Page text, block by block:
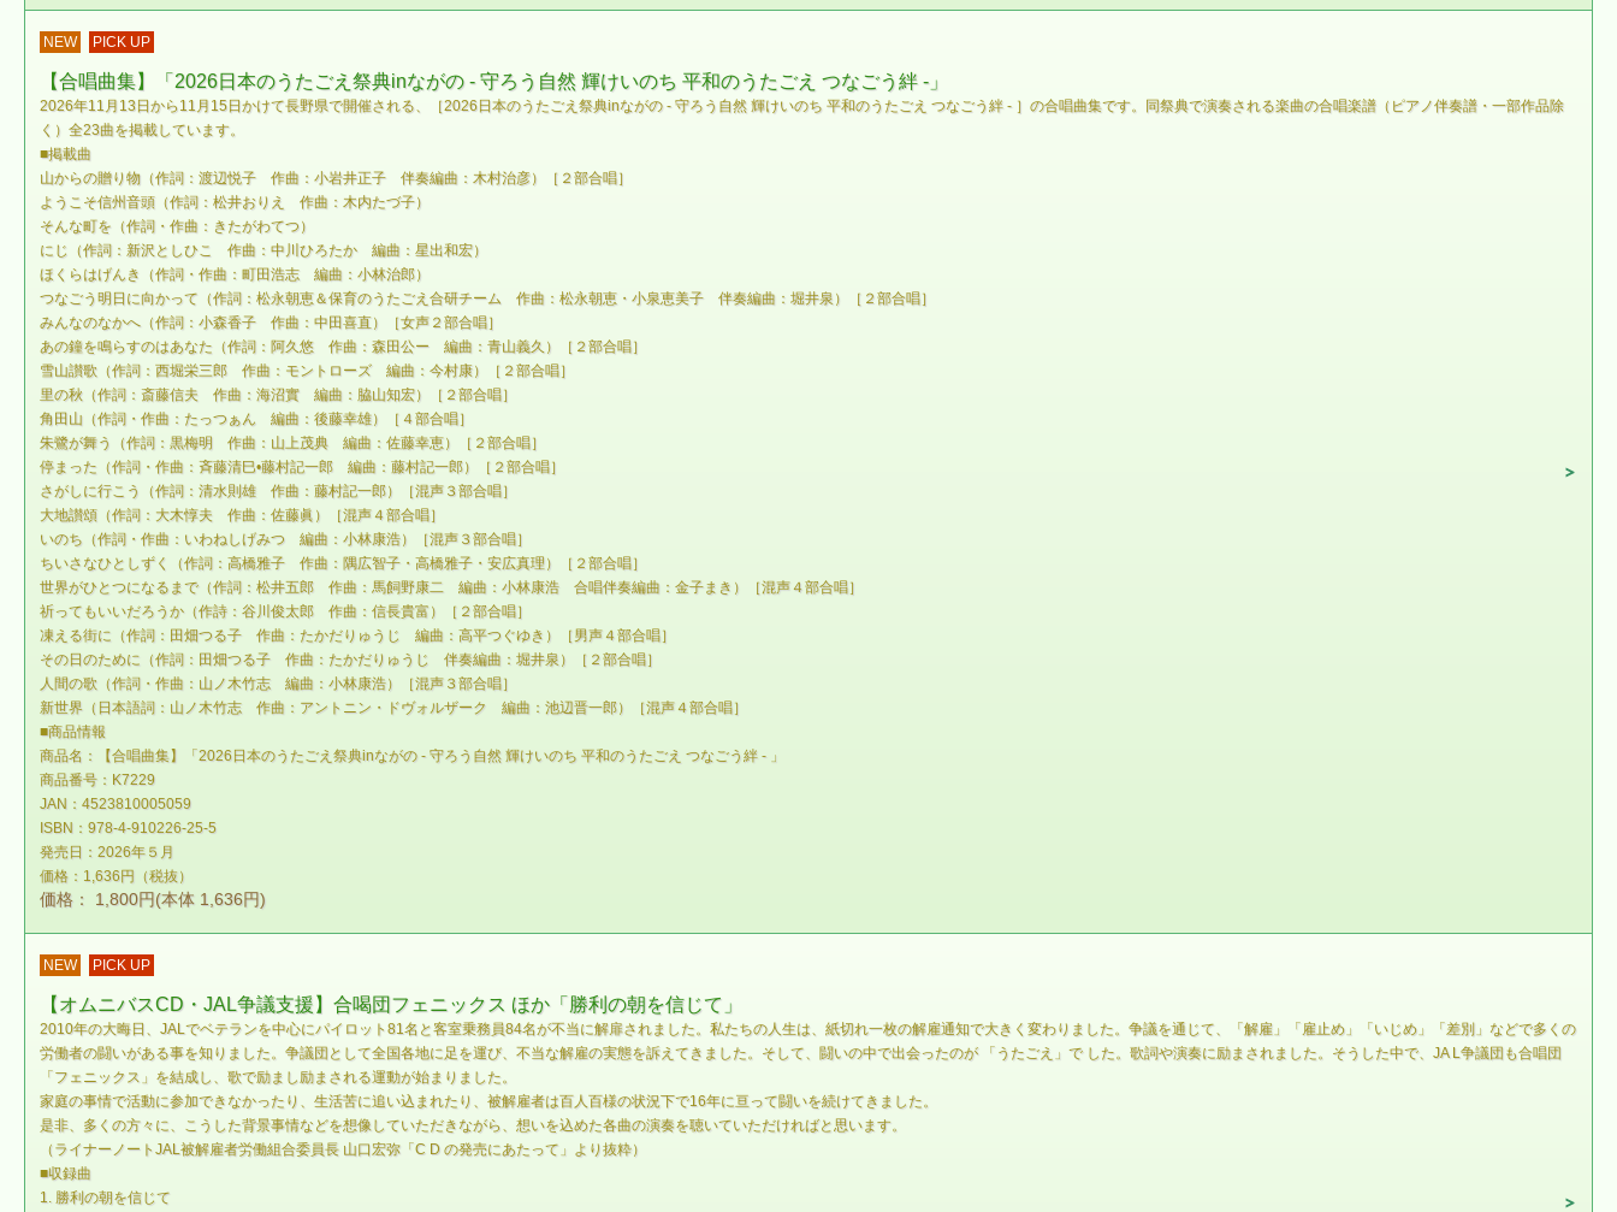
NEW PICK UP
【合唱曲集】「2026日本のうたごえ祭典inながの - 守ろう自然 輝けいのち 平和のうたごえ つなごう絆 -」
2026年11月13日から11月15日かけて長野県で開催される、［2026日本のうたごえ祭典inながの - 守ろう自然 輝けいのち 平和のうたごえ つなごう絆 - ］の合唱曲集です。同祭典で演奏される楽曲の合唱楽譜（ピアノ伴奏譜・一部作品除
く）全23曲を掲載しています。
■掲載曲
山からの贈り物（作詞：渡辺悦子 作曲：小岩井正子 伴奏編曲：木村治彦）［２部合唱］
ようこそ信州音頭（作詞：松井おりえ 作曲：木内たづ子）
そんな町を（作詞・作曲：きたがわてつ）
にじ（作詞：新沢としひこ 作曲：中川ひろたか 編曲：星出和宏）
ほくらはげんき（作詞・作曲：町田浩志 編曲：小林治郎）
つなごう明日に向かって（作詞：松永朝恵＆保育のうたごえ合研チーム 作曲：松永朝恵・小泉恵美子 伴奏編曲：堀井泉）［２部合唱］
みんなのなかへ（作詞：小森香子 作曲：中田喜直）［女声２部合唱］
あの鐘を鳴らすのはあなた（作詞：阿久悠 作曲：森田公ー 編曲：青山義久）［２部合唱］
雪山讃歌（作詞：西堀栄三郎 作曲：モントローズ 編曲：今村康）［２部合唱］
里の秋（作詞：斎藤信夫 作曲：海沼實 編曲：脇山知宏）［２部合唱］
角田山（作詞・作曲：たっつぁん 編曲：後藤幸雄）［４部合唱］
朱鷺が舞う（作詞：黒梅明 作曲：山上茂典 編曲：佐藤幸恵）［２部合唱］
停まった（作詞・作曲：斉藤清巳•藤村記一郎 編曲：藤村記一郎）［２部合唱］
さがしに行こう（作詞：清水則雄 作曲：藤村記一郎）［混声３部合唱］
大地讃頌（作詞：大木惇夫 作曲：佐藤眞）［混声４部合唱］
いのち（作詞・作曲：いわねしげみつ 編曲：小林康浩）［混声３部合唱］
ちいさなひとしずく（作詞：高橋雅子 作曲：隅広智子・高橋雅子・安広真理）［２部合唱］
世界がひとつになるまで（作詞：松井五郎 作曲：馬飼野康二 編曲：小林康浩 合唱伴奏編曲：金子まき）［混声４部合唱］
祈ってもいいだろうか（作詩：谷川俊太郎 作曲：信長貴富）［２部合唱］
凍える街に（作詞：田畑つる子 作曲：たかだりゅうじ 編曲：高平つぐゆき）［男声４部合唱］
その日のために（作詞：田畑つる子 作曲：たかだりゅうじ 伴奏編曲：堀井泉）［２部合唱］
人間の歌（作詞・作曲：山ノ木竹志 編曲：小林康浩）［混声３部合唱］
新世界（日本語詞：山ノ木竹志 作曲：アントニン・ドヴォルザーク 編曲：池辺晋一郎）［混声４部合唱］
■商品情報
商品名：【合唱曲集】「2026日本のうたごえ祭典inながの - 守ろう自然 輝けいのち 平和のうたごえ つなごう絆 - 」
商品番号：K7229
JAN：4523810005059
ISBN：978-4-910226-25-5
発売日：2026年５月
価格：1,636円（税抜）
価格： 1,800円(本体 1,636円)
NEW PICK UP
【オムニバスCD・JAL争議支援】合喝団フェニックス ほか「勝利の朝を信じて」
2010年の大晦日、JALでベテランを中心にパイロット81名と客室乗務員84名が不当に解扉されました。私たちの人生は、紙切れ一枚の解雇通知で大きく変わりました。争議を通じて、「解雇」「雇止め」「いじめ」「差別」などで多くの
労働者の闘いがある事を知りました。争議団として全国各地に足を運び、不当な解雇の実態を訴えてきました。そして、闘いの中で出会ったのが 「うたごえ」で した。歌詞や演奏に励まされました。そうした中で、JA L争議団も合唱団
「フェニックス」を結成し、歌で励まし励まされる運動が始まりました。
家庭の事情で活動に参加できなかったり、生活苦に追い込まれたり、被解雇者は百人百様の状況下で16年に亘って闘いを続けてきました。
是非、多くの方々に、こうした背景事情などを想像していただきながら、想いを込めた各曲の演奏を聴いていただければと思います。
（ライナーノートJAL被解雇者労働組合委員長 山口宏弥「C D の発売にあたって」より抜粋）
■収録曲
1. 勝利の朝を信じて